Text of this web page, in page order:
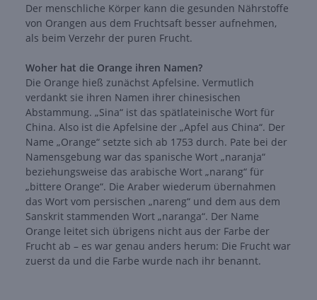
Der menschliche Körper kann die gesunden Nährstoffe
von Orangen aus dem Fruchtsaft besser aufnehmen,
als beim Verzehr der puren Frucht.
Woher hat die Orange ihren Namen?
Die Orange hieß zunächst Apfelsine. Vermutlich
verdankt sie ihren Namen ihrer chinesischen
Abstammung. „Sina“ ist das spätlateinische Wort für
China. Also ist die Apfelsine der „Apfel aus China“. Der
Name „Orange“ setzte sich ab 1753 durch. Pate bei der
Namensgebung war das spanische Wort „naranja“
beziehungsweise das arabische Wort „narang“ für
„bittere Orange“. Die Araber wiederum übernahmen
das Wort vom persischen „nareng“ und dem aus dem
Sanskrit stammenden Wort „naranga“. Der Name
Orange leitet sich übrigens nicht aus der Farbe der
Frucht ab – es war genau anders herum: Die Frucht war
zuerst da und die Farbe wurde nach ihr benannt.